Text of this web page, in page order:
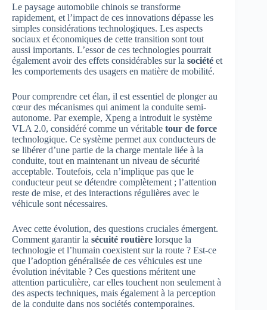
Le paysage automobile chinois se transforme
rapidement, et l’impact de ces innovations dépasse les
simples considérations technologiques. Les aspects
sociaux et économiques de cette transition sont tout
aussi importants. L’essor de ces technologies pourrait
également avoir des effets considérables sur la société et
les comportements des usagers en matière de mobilité.
Pour comprendre cet élan, il est essentiel de plonger au
cœur des mécanismes qui animent la conduite semi-
autonome. Par exemple, Xpeng a introduit le système
VLA 2.0, considéré comme un véritable tour de force
technologique. Ce système permet aux conducteurs de
se libérer d’une partie de la charge mentale liée à la
conduite, tout en maintenant un niveau de sécurité
acceptable. Toutefois, cela n’implique pas que le
conducteur peut se détendre complètement ; l’attention
reste de mise, et des interactions régulières avec le
véhicule sont nécessaires.
Avec cette évolution, des questions cruciales émergent.
Comment garantir la sécuité routière lorsque la
technologie et l’humain coexistent sur la route ? Est-ce
que l’adoption généralisée de ces véhicules est une
évolution inévitable ? Ces questions méritent une
attention particulière, car elles touchent non seulement à
des aspects techniques, mais également à la perception
de la conduite dans nos sociétés contemporaines.